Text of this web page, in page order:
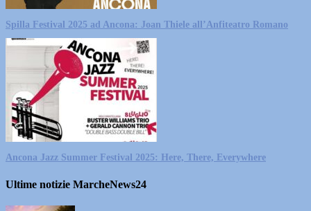
Spilla Festival 2025 ad Ancona: Joan Thiele all’Anfiteatro Romano
Ancona Jazz Summer Festival 2025: Here, There, Everywhere
Ultime notizie MarcheNews24